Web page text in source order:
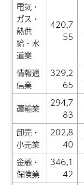
電気・
ガス・
熱供
給・水
道業
420,7
55
情報通
信業
329,2
65
運輸業
294,7
83
卸売・
小売業
202,8
40
金融・
保険業
346,1
42